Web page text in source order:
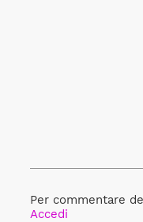
Per commentare
Accedi